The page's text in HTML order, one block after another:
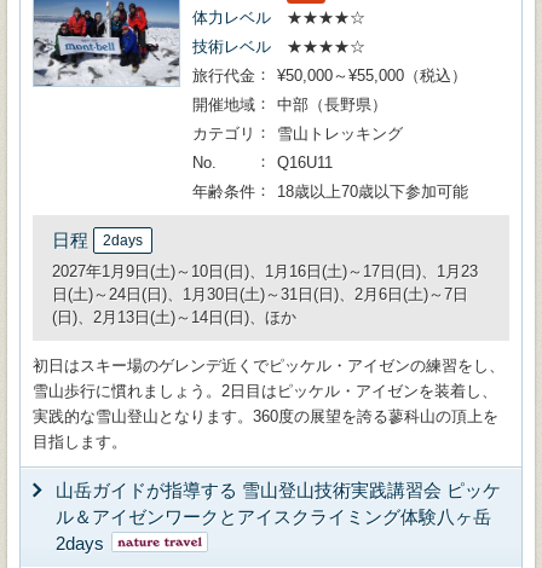
体力レベル
★★★★☆
技術レベル
★★★★☆
旅行代金
¥50,000～¥55,000（税込）
開催地域
中部（長野県）
カテゴリ
雪山トレッキング
No.
Q16U11
年齢条件
18歳以上70歳以下参加可能
日程 2days
2027年1月9日(土)～10日(日)、1月16日(土)～17日(日)、1月23
日(土)～24日(日)、1月30日(土)～31日(日)、2月6日(土)～7日
(日)、2月13日(土)～14日(日)、ほか
初日はスキー場のゲレンデ近くでピッケル・アイゼンの練習をし、
雪山歩行に慣れましょう。2日目はピッケル・アイゼンを装着し、
実践的な雪山登山となります。360度の展望を誇る蓼科山の頂上を
目指します。
山岳ガイドが指導する 雪山登山技術実践講習会 ピッケ
ル＆アイゼンワークとアイスクライミング体験八ヶ岳
2days